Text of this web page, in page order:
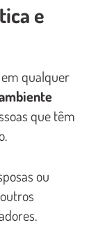
e
qualquer
que têm
ou